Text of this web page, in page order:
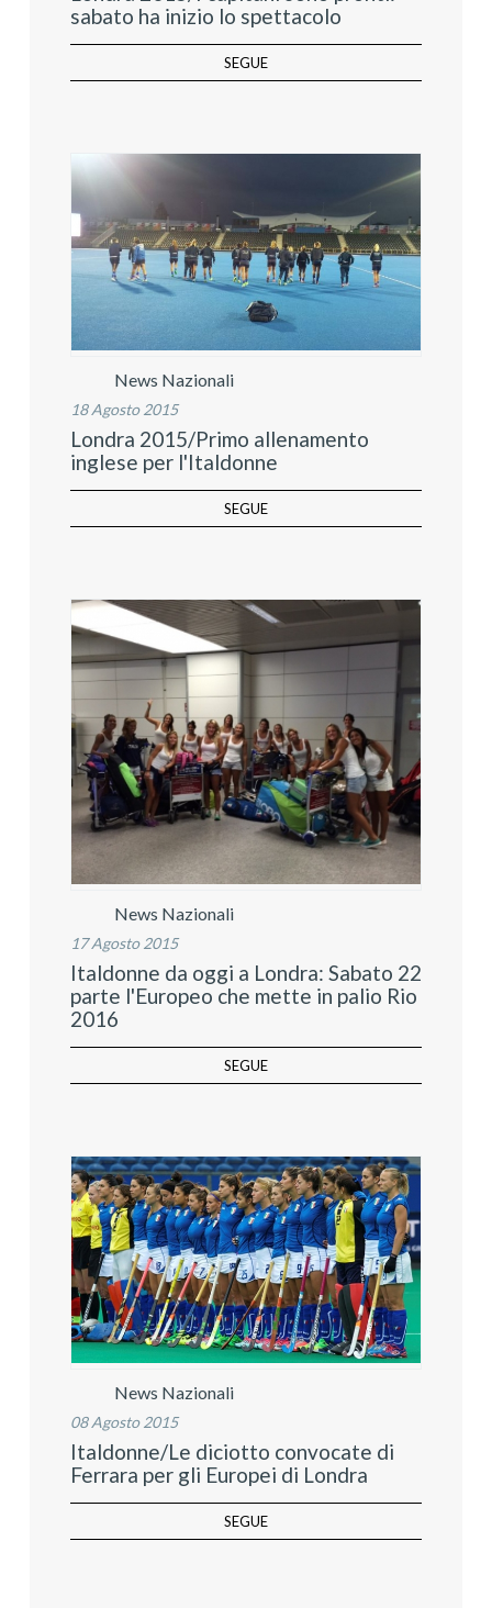
sabato ha inizio lo spettacolo
SEGUE
News Nazionali
18 Agosto 2015
Londra 2015/Primo allenamento
inglese per l'Italdonne
SEGUE
News Nazionali
17 Agosto 2015
Italdonne da oggi a Londra: Sabato 22
parte l'Europeo che mette in palio Rio
2016
SEGUE
News Nazionali
08 Agosto 2015
Italdonne/Le diciotto convocate di
Ferrara per gli Europei di Londra
SEGUE